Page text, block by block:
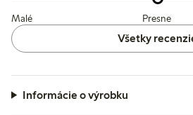
Malé Presne
Všetky
Informácie o výrobku